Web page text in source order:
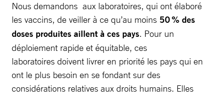
Nous demandons aux laboratoires, qui ont élaboré
les vaccins, de veiller à ce qu’au moins 50 % des
doses produites aillent à ces pays. Pour un
déploiement rapide et équitable, ces
laboratoires doivent livrer en priorité les pays qui en
ont le plus besoin en se fondant sur des
considérations relatives aux droits humains. Elles